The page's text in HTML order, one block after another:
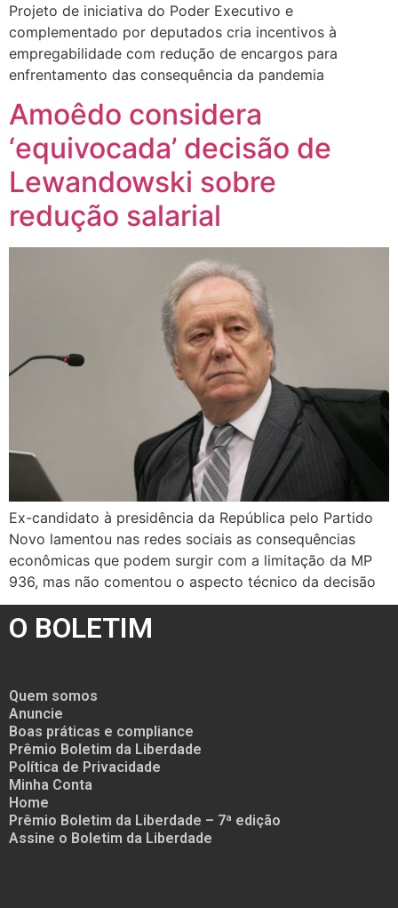
Projeto de iniciativa do Poder Executivo e
complementado por deputados cria incentivos à
empregabilidade com redução de encargos para
enfrentamento das consequência da pandemia
Amoêdo considera
‘equivocada’ decisão de
Lewandowski sobre
redução salarial
Ex-candidato à presidência da República pelo Partido
Novo lamentou nas redes sociais as consequências
econômicas que podem surgir com a limitação da MP
936, mas não comentou o aspecto técnico da decisão
O BOLETIM
Quem somos
Anuncie
Boas práticas e compliance
Prêmio Boletim da Liberdade
Política de Privacidade
Minha Conta
Home
Prêmio Boletim da Liberdade – 7ª edição
Assine o Boletim da Liberdade